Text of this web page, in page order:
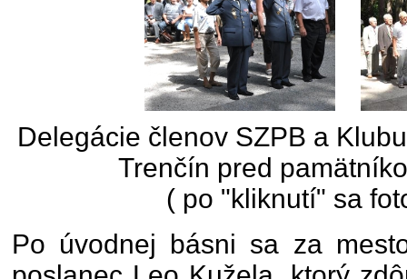
Delegácie členov SZPB a
Trenčín pred
( po "kliknutí" sa
Po úvodnej básni sa za